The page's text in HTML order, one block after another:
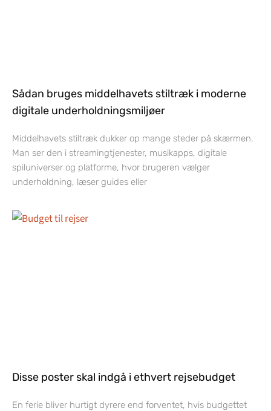
Sådan bruges middelhavets stiltræk i moderne
digitale underholdningsmiljøer
Middelhavets stiltræk dukker op mange steder på skærmen.
Man ser den i streamingtjenester, musikapps, digitale
spiluniverser og platforme, hvor brugeren vælger
underholdning, læser guides eller
Disse poster skal indgå i ethvert rejsebudget
En ferie bliver hurtigt dyrere end forventet, hvis budgettet